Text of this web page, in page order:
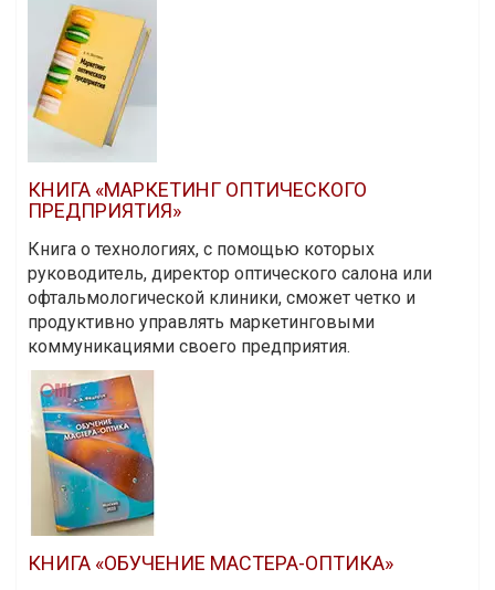
КНИГА «МАРКЕТИНГ ОПТИЧЕСКОГО
ПРЕДПРИЯТИЯ»
Книга о технологиях, с помощью которых
руководитель, директор оптического салона или
офтальмологической клиники, сможет четко и
продуктивно управлять маркетинговыми
коммуникациями своего предприятия.
КНИГА «ОБУЧЕНИЕ МАСТЕРА-ОПТИКА»